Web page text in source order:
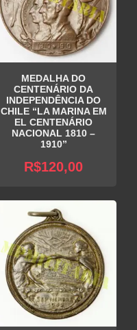
MEDALHA DO
CENTENÁRIO DA
INDEPENDÊNCIA DO
CHILE “LA MARINA EM
EL CENTENÁRIO
NACIONAL 1810 –
1910”
R$120,00